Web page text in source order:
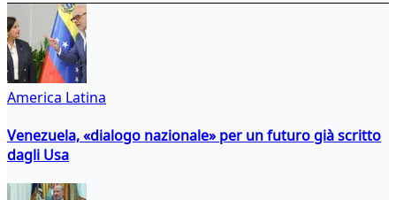
America Latina
Venezuela, «dialogo nazionale» per un futuro già scritto
dagli Usa